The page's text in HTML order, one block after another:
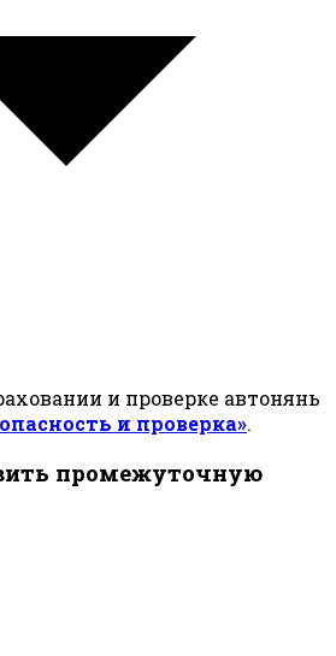
и проверке автонянь
и проверка».
промежуточную